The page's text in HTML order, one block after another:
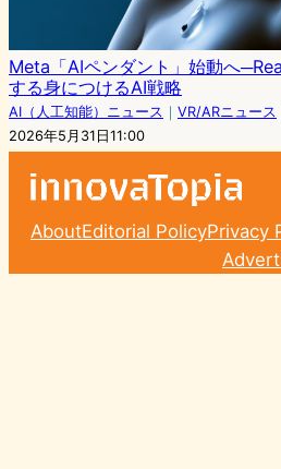
Meta「AIペンダント」始動へ
する身につけるAI戦略
AI（人工知能）ニュース ｜ VR/ARニュース
2026年5月31日11:00
AboutEditorial PolicyPrivacy